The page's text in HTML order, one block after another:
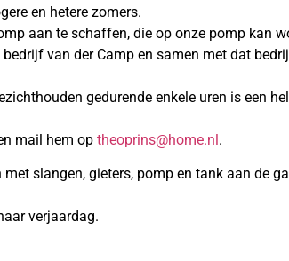
en hetere zomers.
aan te schaffen, die op onze pomp kan
van der Camp en samen met dat
gedurende enkele uren is een
mail hem op theoprins@home.nl.
slangen, gieters, pomp en tank aan de
verjaardag.